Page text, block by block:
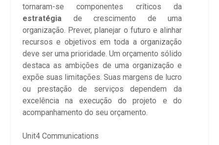
tornaram-se componentes críticos da
estratégia de crescimento de uma
organização. Prever, planejar o futuro e alinhar
recursos e objetivos em toda a organização
deve ser uma prioridade. Um orçamento sólido
destaca as ambições de uma organização e
expõe suas limitações. Suas margens de lucro
ou prestação de serviços dependem da
excelência na execução do projeto e do
acompanhamento do seu orçamento.
Unit4 Communications